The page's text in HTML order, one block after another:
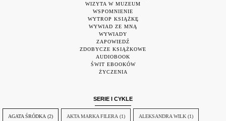
WIZYTA W MUZEUM
WSPOMNIENIE
WYTROP KSIĄŻKĘ
WYWIAD ZE MNĄ
WYWIADY
ZAPOWIEDŹ
ZDOBYCZE KSIĄŻKOWE
AUDIOBOOK
ŚWIT EBOOKÓW
ŻYCZENIA
SERIE I CYKLE
AGATA ŚRÓDKA (2) AKTA MARKA FILERA (1) ALEKSANDRA WILK (1)